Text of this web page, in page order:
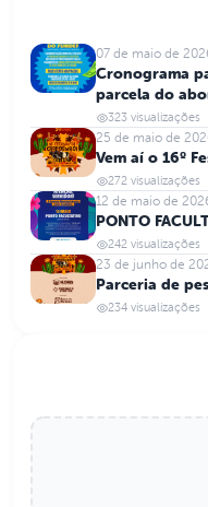
07 de maio de
Cronograma
parcela do
323 visualizações
25 de maio de
Vem aí o 16º
272 visualizações
12 de maio de
PONTO
242 visualizações
23 de junho de
Parceria de
234 visualizações